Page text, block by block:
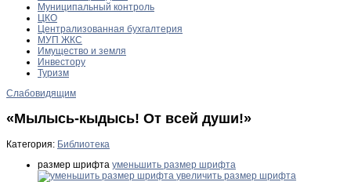
Муниципальный контроль
ЦКО
Централизованная бухгалтерия
МУП ЖКС
Имущество и земля
Инвестору
Туризм
Слабовидящим
«Мылысь-кыдысь! От всей души!»
Категория: Библиотека
размер шрифта уменьшить размер шрифта
увеличить размер шрифта